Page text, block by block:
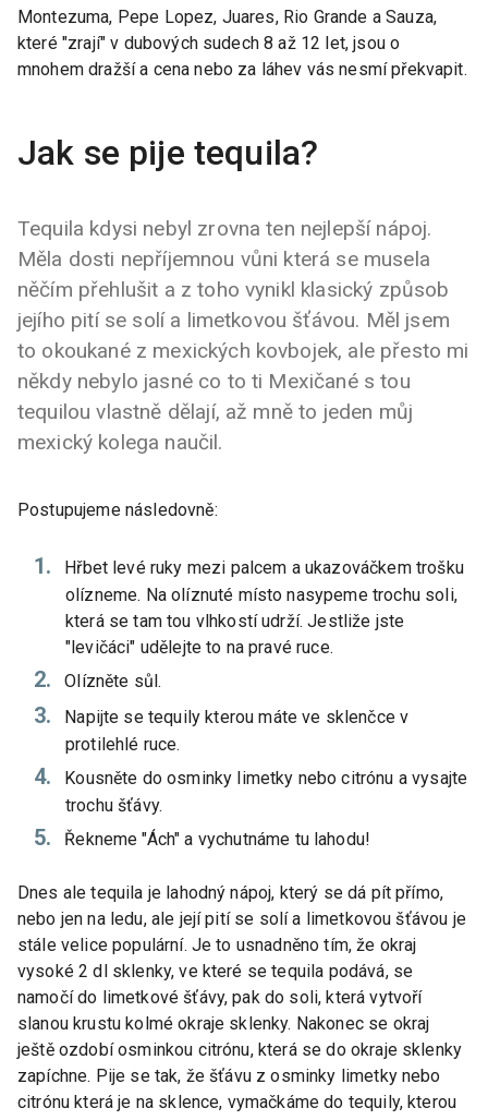
Montezuma, Pepe Lopez, Juares, Rio Grande a Sauza,
které "zrají" v dubových sudech 8 až 12 let, jsou o
mnohem dražší a cena nebo za láhev vás nesmí překvapit.
Jak se pije tequila?
Tequila kdysi nebyl zrovna ten nejlepší nápoj.
Měla dosti nepříjemnou vůni která se musela
něčím přehlušit a z toho vynikl klasický způsob
jejího pití se solí a limetkovou šťávou. Měl jsem
to okoukané z mexických kovbojek, ale přesto mi
někdy nebylo jasné co to ti Mexičané s tou
tequilou vlastně dělají, až mně to jeden můj
mexický kolega naučil.
Postupujeme následovně:
Hřbet levé ruky mezi palcem a ukazováčkem trošku
olízneme. Na olíznuté místo nasypeme trochu soli,
která se tam tou vlhkostí udrží. Jestliže jste
"levičáci" udělejte to na pravé ruce.
Olízněte sůl.
Napijte se tequily kterou máte ve sklenčce v
protilehlé ruce.
Kousněte do osminky limetky nebo citrónu a vysajte
trochu šťávy.
Řekneme "Ách" a vychutnáme tu lahodu!
Dnes ale tequila je lahodný nápoj, který se dá pít přímo,
nebo jen na ledu, ale její pití se solí a limetkovou šťávou je
stále velice populární. Je to usnadněno tím, že okraj
vysoké 2 dl sklenky, ve které se tequila podává, se
namočí do limetkové šťávy, pak do soli, která vytvoří
slanou krustu kolmé okraje sklenky. Nakonec se okraj
ještě ozdobí osminkou citrónu, která se do okraje sklenky
zapíchne. Pije se tak, že šťávu z osminky limetky nebo
citrónu která je na sklence, vymačkáme do tequily, kterou